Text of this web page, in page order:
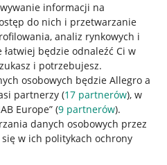
informacji na
do nich i przetwarzanie
analiz rynkowych i
będzie odnaleźć Ci w
i potrzebujesz.
osobowych będzie Allegro a
partnerzy (17 partnerów), w
Europe” (9 partnerów).
danych osobowych przez
w ich politykach ochrony